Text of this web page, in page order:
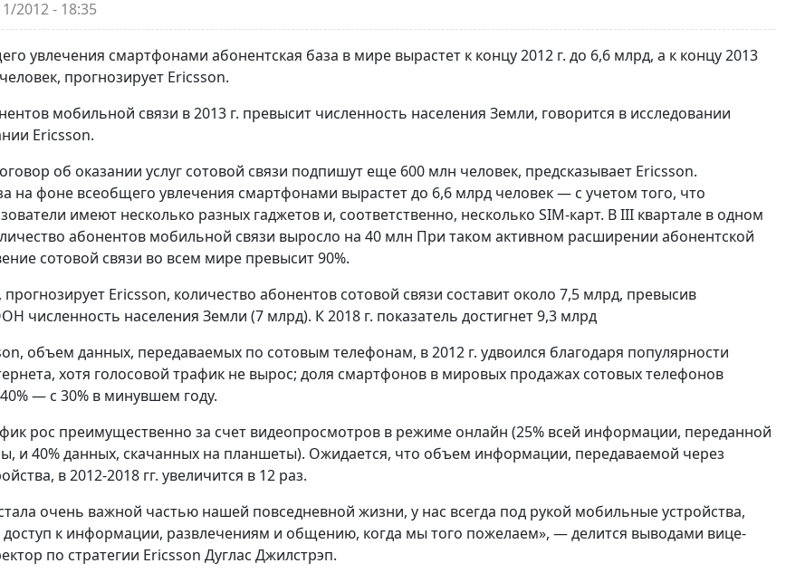
2012 - 18:35
увлечения смартфонами абонентская база в мире вырастет к концу 2012 г. до 6,6 млрд, а к концу 2013
прогнозирует Ericsson.
мобильной связи в 2013 г. превысит численность населения Земли, говорится в исследовании
Ericsson.
об оказании услуг сотовой связи подпишут еще 600 млн человек, предсказывает Ericsson.
на фоне всеобщего увлечения смартфонами вырастет до 6,6 млрд человек — с учетом того, что
имеют несколько разных гаджетов и, соответственно, несколько SIM-карт. В III квартале в одном
абонентов мобильной связи выросло на 40 млн При таком активном расширении абонентской
сотовой связи во всем мире превысит 90%.
прогнозирует Ericsson, количество абонентов сотовой связи составит около 7,5 млрд, превысив
численность населения Земли (7 млрд). К 2018 г. показатель достигнет 9,3 млрд
объем данных, передаваемых по сотовым телефонам, в 2012 г. удвоился благодаря популярности
хотя голосовой трафик не вырос; доля смартфонов в мировых продажах сотовых телефонов
— с 30% в минувшем году.
рос преимущественно за счет видеопросмотров в режиме онлайн (25% всей информации, переданной
и 40% данных, скачанных на планшеты). Ожидается, что объем информации, передаваемой через
в 2012-2018 гг. увеличится в 12 раз.
очень важной частью нашей повседневной жизни, у нас всегда под рукой мобильные устройства,
к информации, развлечениям и общению, когда мы того пожелаем», — делится выводами вице-
по стратегии Ericsson Дуглас Джилстрэп.